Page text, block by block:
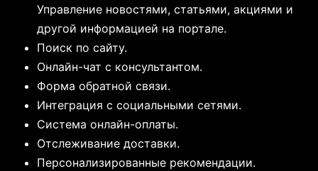
Управление новостями, статьями, акциями и
другой информацией на портале.
Поиск по сайту.
Онлайн-чат с консультантом.
Форма обратной связи.
Интеграция с социальными сетями.
Система онлайн-оплаты.
Отслеживание доставки.
Персонализированные рекомендации.